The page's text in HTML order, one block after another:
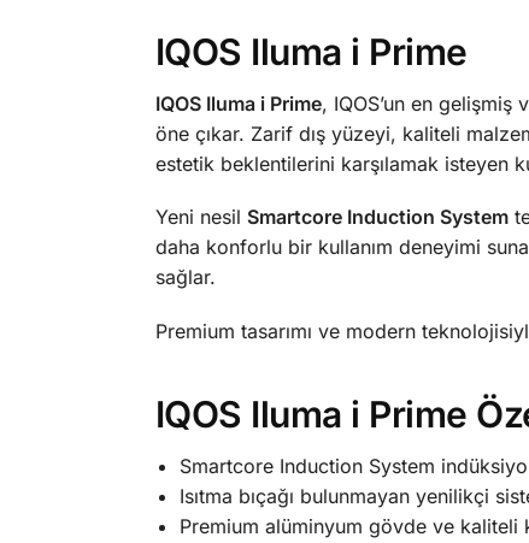
IQOS Iluma i Prime
IQOS Iluma i Prime, IQOS’un en gelişmiş
öne çıkar. Zarif dış yüzeyi, kaliteli
estetik beklentilerini karşılamak isteyen
Yeni nesil Smartcore Induction System
daha konforlu bir kullanım deneyimi
sağlar.
Premium tasarımı ve modern
IQOS Iluma i Prime
Smartcore Induction System
Isıtma bıçağı bulunmayan yenilikçi
Premium alüminyum gövde ve kaliteli